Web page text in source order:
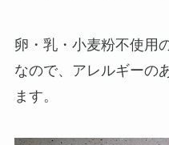
卵・乳・小麦粉不使用
なので、アレルギーの
ます。